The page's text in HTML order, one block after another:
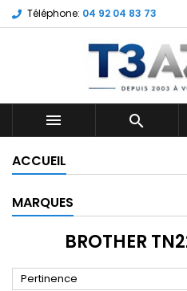
Téléphone: 04 92 04 83 73
 
ACCUEIL
MARQUES
BROTHER
Pertinence